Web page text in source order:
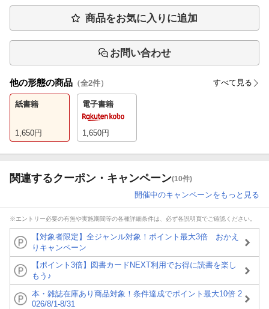
商品をお気に入りに追加
お問い合わせ
他の形態の商品 （全2件） すべて見る
紙書籍
1,650円
電子書籍
1,650円
関連するクーポン・キャンペーン(10件)
開催中のキャンペーンをもっと見る
※エントリー必要の有無や実施期間等の各種詳細条件は、必ず各説明頁でご確認ください。
【対象者限定】全ジャンル対象！ポイント最大3倍 おかえ
りキャンペーン
【ポイント3倍】図書カードNEXT利用でお得に読書を楽し
もう♪
本・雑誌在庫あり商品対象！条件達成でポイント最大10倍 2
026/8/1-8/31